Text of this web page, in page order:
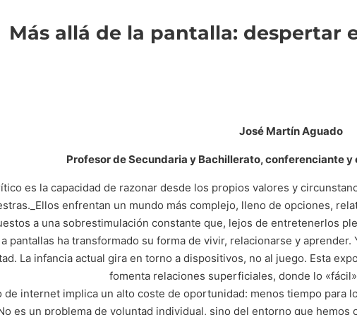
Más allá de la pantalla: despertar
José Martín Aguado
Profesor de Secundaria y Bachillerato, conferenciante
es la capacidad de razonar desde los propios valores y
enfrentan un mundo más complejo, lleno de opciones,
a una sobrestimulación constante que, lejos de entretenerlos
pantallas ha transformado su forma de vivir, relacionarse y
La infancia actual gira en torno a dispositivos, no al juego. Esta
fomenta relaciones superficiales, donde lo
de internet implica un alto coste de oportunidad: menos tiempo para
es un problema de voluntad individual, sino del entorno que